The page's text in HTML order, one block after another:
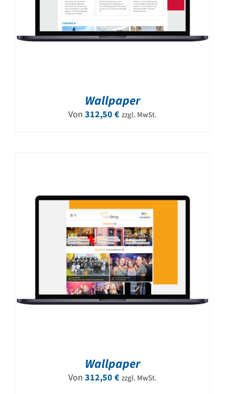
Wallpaper
Von 312,50 € zzgl. MwSt.
Wallpaper
Von 312,50 € zzgl. MwSt.